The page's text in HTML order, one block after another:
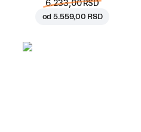
6.233,00 RSD
od5.559,00 RSD